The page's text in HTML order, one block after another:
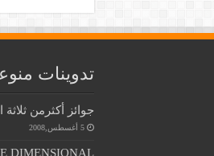
تدوينات
جوائز أكثرمن
5 أغسطس,2008
DIMENSIONAL